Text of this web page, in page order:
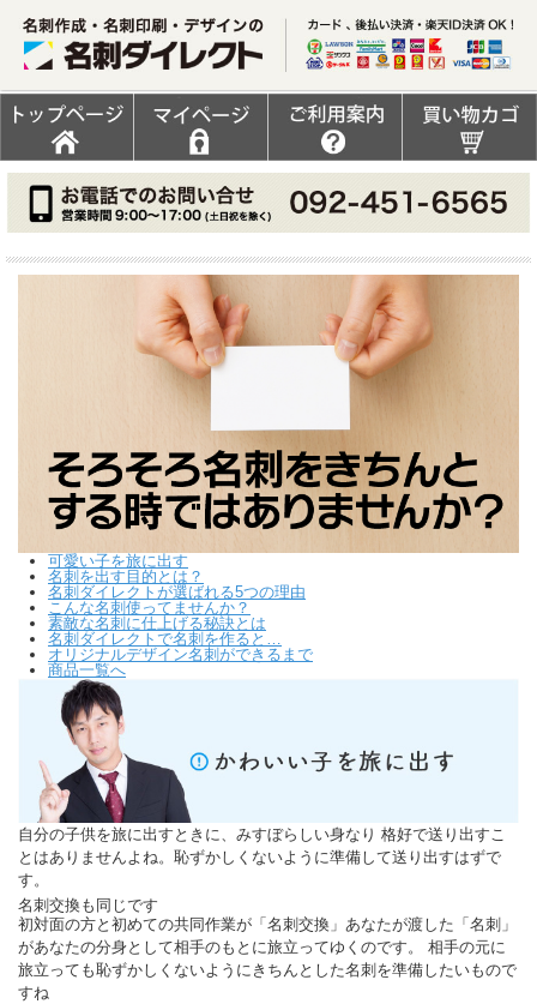
可愛い子を旅に出す
名刺を出す目的とは？
名刺ダイレクトが選ばれる5つの理由
こんな名刺使ってませんか？
素敵な名刺に仕上げる秘訣とは
名刺ダイレクトで名刺を作ると…
オリジナルデザイン名刺ができるまで
商品一覧へ
自分の子供を旅に出すときに、みすぼらしい身なり 格好で送り出すこ
とはありませんよね。恥ずかしくないように準備して送り出すはずで
す。
名刺交換も同じです
初対面の方と初めての共同作業が「名刺交換」あなたが渡した「名刺」
があなたの分身として相手のもとに旅立ってゆくのです。 相手の元に
旅立っても恥ずかしくないようにきちんとした名刺を準備したいもので
すね